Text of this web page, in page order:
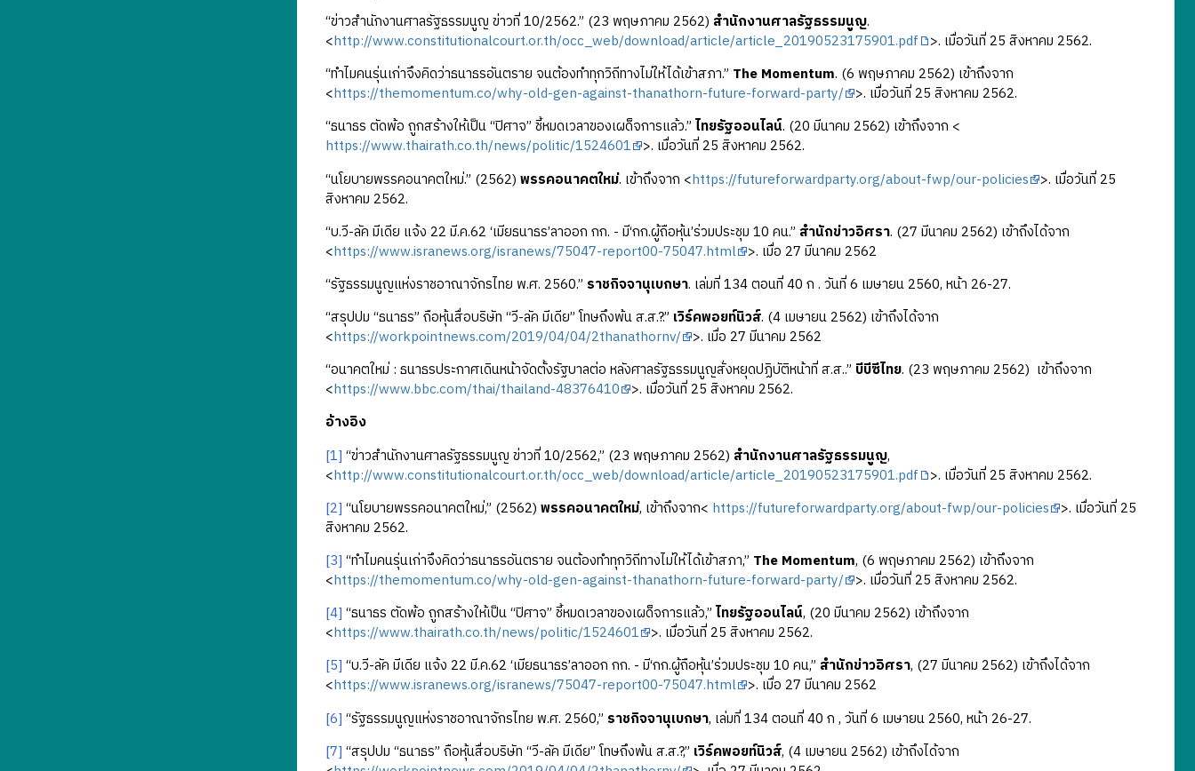
“ข่าวสำนักงานศาลรัฐธรรมนูญ ข่าวที่ 10/2562.” (23 พฤษภาคม 2562) สำนักงานศาลรัฐธรรมนูญ.
<http://www.constitutionalcourt.or.th/occ_web/download/article/article_20190523175901.pdf >. เมื่อวันที่ 25 สิงหาคม 2562.
“ทำไมคนรุ่นเก่าจึงคิดว่าธนาธรอันตราย จนต้องทำทุกวิถีทางไม่ให้ได้เข้าสภา.” The Momentum. (6 พฤษภาคม 2562) เข้าถึงจาก
<https://themomentum.co/why-old-gen-against-thanathorn-future-forward-party/ >. เมื่อวันที่ 25 สิงหาคม 2562.
“ธนาธร ตัดพ้อ ถูกสร้างให้เป็น “ปิศาจ” ชี้หมดเวลาของเผด็จการแล้ว.” ไทยรัฐออนไลน์. (20 มีนาคม 2562) เข้าถึงจาก <
https://www.thairath.co.th/news/politic/1524601 >. เมื่อวันที่ 25 สิงหาคม 2562.
“นโยบายพรรคอนาคตใหม่.” (2562) พรรคอนาคตใหม่. เข้าถึงจาก <https://futureforwardparty.org/about-fwp/our-policies >. เมื่อวันที่ 25
สิงหาคม 2562.
“บ.วี-ลัค มีเดีย แจ้ง 22 มี.ค.62 ‘เมียธนาธร’ลาออก กก. - มี‘กก.ผู้ถือหุ้น’ร่วมประชุม 10 คน.” สำนักข่าวอิศรา. (27 มีนาคม 2562) เข้าถึงได้จาก
<https://www.isranews.org/isranews/75047-report00-75047.html >. เมื่อ 27 มีนาคม 2562
“รัฐธรรมนูญแห่งราชอาณาจักรไทย พ.ศ. 2560.” ราชกิจจานุเบกษา. เล่มที่ 134 ตอนที่ 40 ก . วันที่ 6 เมษายน 2560, หน้า 26-27.
“สรุปปม “ธนาธร” ถือหุ้นสื่อบริษัท “วี-ลัค มีเดีย” โทษถึงพ้น ส.ส.?.” เวิร์คพอยท์นิวส์. (4 เมษายน 2562) เข้าถึงได้จาก
<https://workpointnews.com/2019/04/04/2thanathornv/ >. เมื่อ 27 มีนาคม 2562
“อนาคตใหม่ : ธนาธรประกาศเดินหน้าจัดตั้งรัฐบาลต่อ หลังศาลรัฐธรรมนูญสั่งหยุดปฏิบัติหน้าที่ ส.ส..” บีบีซีไทย. (23 พฤษภาคม 2562) เข้าถึงจาก
<https://www.bbc.com/thai/thailand-48376410 >. เมื่อวันที่ 25 สิงหาคม 2562.
อ้างอิง
[1] “ข่าวสำนักงานศาลรัฐธรรมนูญ ข่าวที่ 10/2562,” (23 พฤษภาคม 2562) สำนักงานศาลรัฐธรรมนูญ,
<http://www.constitutionalcourt.or.th/occ_web/download/article/article_20190523175901.pdf >. เมื่อวันที่ 25 สิงหาคม 2562.
[2] “นโยบายพรรคอนาคตใหม่,” (2562) พรรคอนาคตใหม่, เข้าถึงจาก< https://futureforwardparty.org/about-fwp/our-policies >. เมื่อวันที่ 25
สิงหาคม 2562.
[3] “ทำไมคนรุ่นเก่าจึงคิดว่าธนาธรอันตราย จนต้องทำทุกวิถีทางไม่ให้ได้เข้าสภา,” The Momentum, (6 พฤษภาคม 2562) เข้าถึงจาก
<https://themomentum.co/why-old-gen-against-thanathorn-future-forward-party/ >. เมื่อวันที่ 25 สิงหาคม 2562.
[4] “ธนาธร ตัดพ้อ ถูกสร้างให้เป็น “ปิศาจ” ชี้หมดเวลาของเผด็จการแล้ว,” ไทยรัฐออนไลน์, (20 มีนาคม 2562) เข้าถึงจาก
<https://www.thairath.co.th/news/politic/1524601 >. เมื่อวันที่ 25 สิงหาคม 2562.
[5] “บ.วี-ลัค มีเดีย แจ้ง 22 มี.ค.62 ‘เมียธนาธร’ลาออก กก. - มี‘กก.ผู้ถือหุ้น’ร่วมประชุม 10 คน,” สำนักข่าวอิศรา, (27 มีนาคม 2562) เข้าถึงได้จาก
<https://www.isranews.org/isranews/75047-report00-75047.html >. เมื่อ 27 มีนาคม 2562
[6] “รัฐธรรมนูญแห่งราชอาณาจักรไทย พ.ศ. 2560,” ราชกิจจานุเบกษา, เล่มที่ 134 ตอนที่ 40 ก , วันที่ 6 เมษายน 2560, หน้า 26-27.
[7] “สรุปปม “ธนาธร” ถือหุ้นสื่อบริษัท “วี-ลัค มีเดีย” โทษถึงพ้น ส.ส.?,” เวิร์คพอยท์นิวส์, (4 เมษายน 2562) เข้าถึงได้จาก